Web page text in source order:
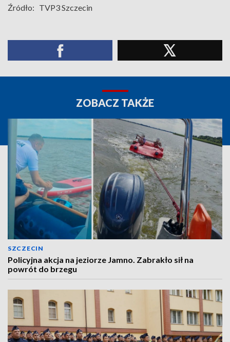
Źródło: TVP3 Szczecin
ZOBACZ TAKŻE
SZCZECIN
Policyjna akcja na jeziorze Jamno. Zabrakło sił na
powrót do brzegu